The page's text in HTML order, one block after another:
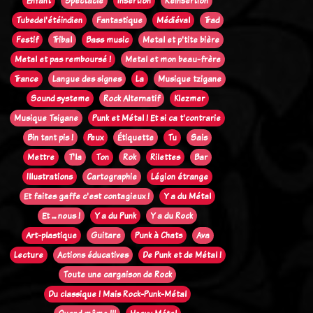
Tubedel'étéindien
Fantastique Médiéval
Trad
Festif
Tribal Bass music
Metal et p'tite bière
Metal et pas remboursé !
Metal et mon beau-frère
Trance
Langue des signes La
Musique tzigane
Sound systeme
Rock Alternatif
Klezmer
Musique Tsigane
Punk et Métal ! Et si ca t'contrarie
Bin tant pis !
Peux Étiquette Tu
Sais
Mettre
T'la Ton Rok Rilettes
Bar
Illustrations
Cartographie
Légion étrange
Et faites gaffe c'est contagieux !
Y a du Métal
Et ... nous !
Y a du Punk
Y a du Rock
Art-plastique
Guitare Punk à Chats
Ava
Lecture
Actions éducatives
De Punk et de Métal !
Toute une cargaison de Rock
Du classique ! Mais Rock-Punk-Métal